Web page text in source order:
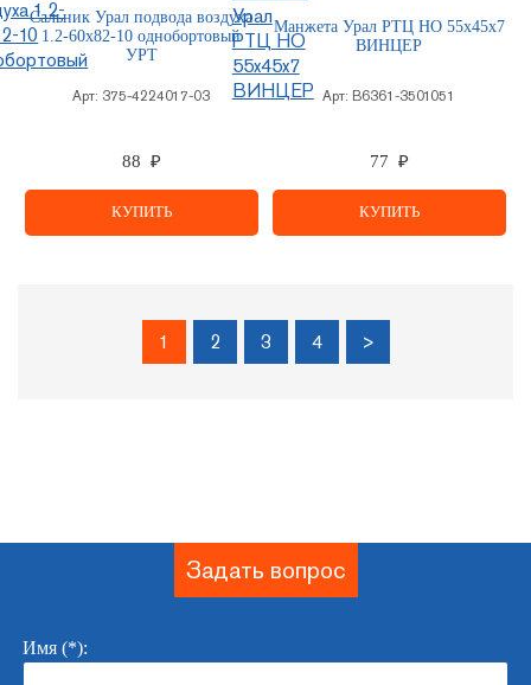
Сальник Урал подвода воздуха
1.2-60х82-10 однобортовый
УРТ
Арт: 375-4224017-03
88 ₽
КУПИТЬ
Манжета Урал РТЦ НО 55х45х7
ВИНЦЕР
Арт: В6361-3501051
77 ₽
КУПИТЬ
1 2 3 4 >
Задать вопрос
Имя (*):